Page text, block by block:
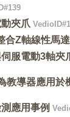
夾爪
合Z軸線性馬
服電動3軸夾
教導器應用於
應用事例